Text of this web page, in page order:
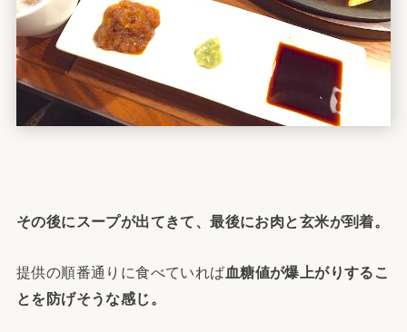
その後にスープが出てきて、最後にお肉と玄米が到着。
提供の順番通りに食べていれば血糖値が爆上がりするこ
とを防げそうな感じ。